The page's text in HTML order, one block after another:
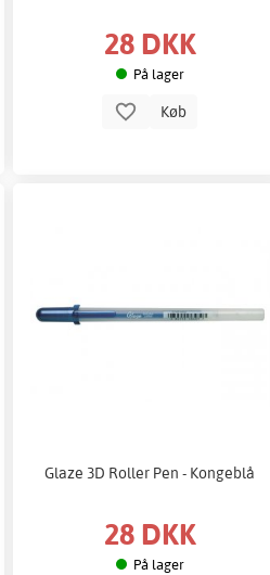
28 DKK
På lager
Køb
Glaze 3D Roller Pen - Kongeblå
28 DKK
På lager